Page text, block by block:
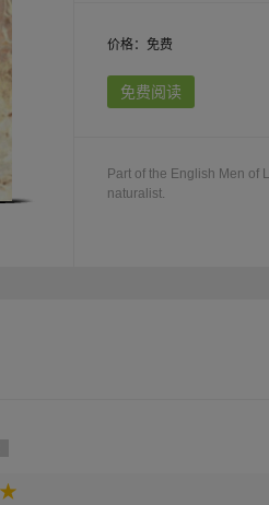
价格：免费
免费阅读
Part of the English Men of
naturalist.